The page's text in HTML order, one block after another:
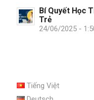
Bí Quyết Học
Trẻ
24/06/2025 -
Tiếng Việt